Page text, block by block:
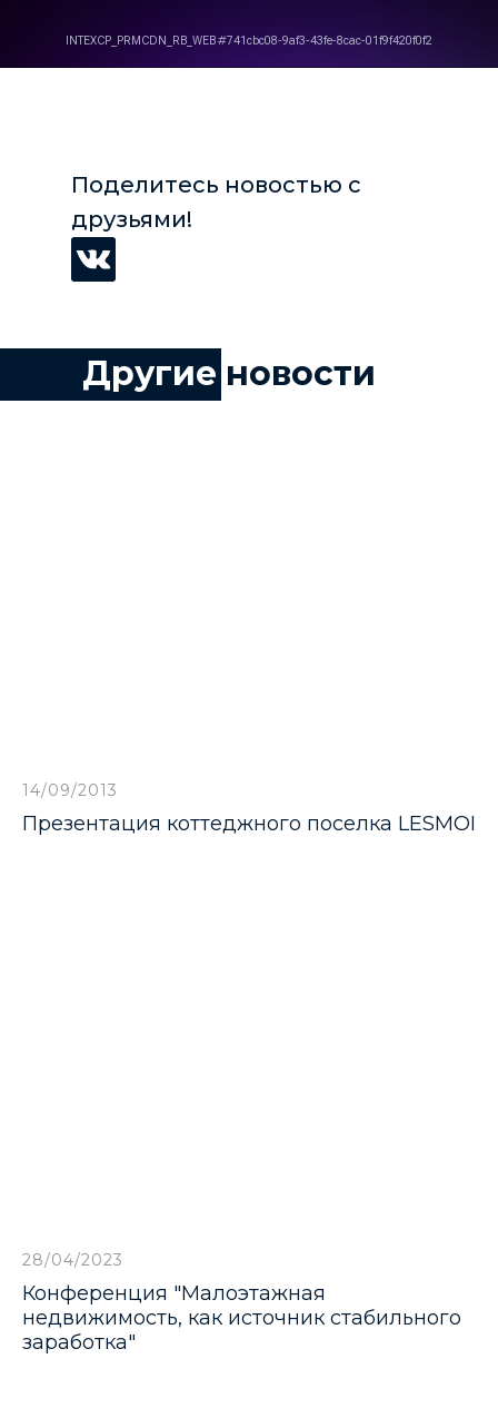
Поделитесь новостью с
друзьями!
Другие новости
14/09/2013
Презентация коттеджного поселка LESMOI
28/04/2023
Конференция "Малоэтажная
недвижимость, как источник стабильного
заработка"